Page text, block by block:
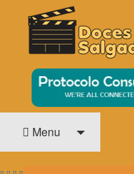
DOCES OU SALGADAS?
O Cinema? Uma Paixão!!
Menu